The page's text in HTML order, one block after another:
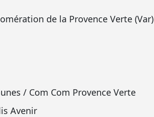
de la Provence Verte (Var)
/ Com Com Provence Verte
Avenir